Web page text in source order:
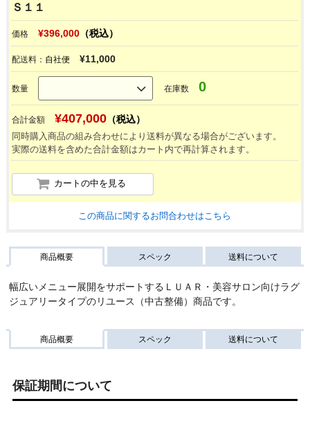
Ｓ１１
価格 ¥396,000 （税込）
配送料： 自社便 ¥11,000
数量 在庫数 0
合計金額 ¥407,000 （税込）
同時購入商品の組み合わせにより送料が異なる場合がございます。
実際の送料を含めた合計金額はカート内で再計算されます。
カートの中を見る
この商品に関するお問合わせはこちら
商品概要 スペック 送料について
幅広いメニュー展開をサポートするＬＵＡＲ・美容サロン向けラグ
ジュアリータイプのリユース（中古整備）商品です。
商品概要 スペック 送料について
保証期間について